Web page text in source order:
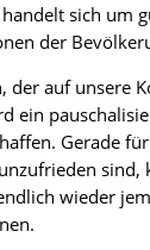
sich um
der
der auf unsere
ein
Gerade
sind,
wieder